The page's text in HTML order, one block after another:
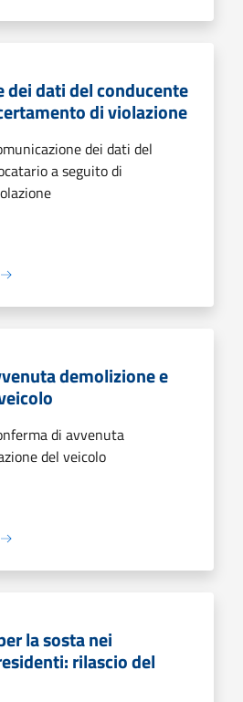
dei dati del conducente
di violazione
dei dati del
a seguito di
demolizione e
di avvenuta
del veicolo
la sosta nei
rilascio del